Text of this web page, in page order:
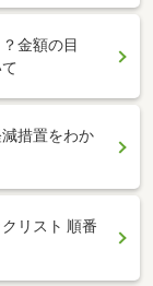
金額の目
措置をわか
リスト 順番